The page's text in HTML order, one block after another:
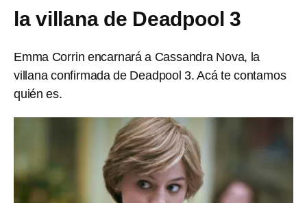
la villana de Deadpool 3
Emma Corrin encarnará a Cassandra Nova, la
villana confirmada de Deadpool 3. Acá te contamos
quién es.